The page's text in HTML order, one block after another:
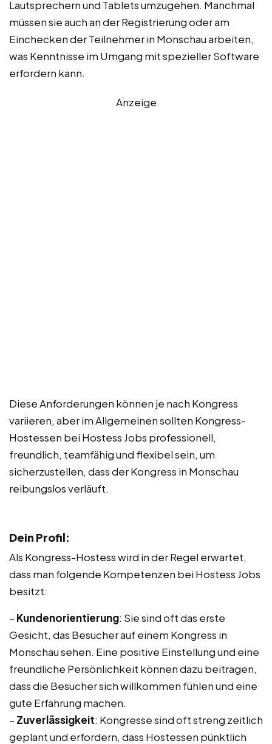
Lautsprechern und Tablets umzugehen. Manchmal
müssen sie auch an der Registrierung oder am
Einchecken der Teilnehmer in Monschau arbeiten,
was Kenntnisse im Umgang mit spezieller Software
erfordern kann.
Anzeige
Diese Anforderungen können je nach Kongress
variieren, aber im Allgemeinen sollten Kongress-
Hostessen bei Hostess Jobs professionell,
freundlich, teamfähig und flexibel sein, um
sicherzustellen, dass der Kongress in Monschau
reibungslos verläuft.
Dein Profil:
Als Kongress-Hostess wird in der Regel erwartet,
dass man folgende Kompetenzen bei Hostess Jobs
besitzt:
– Kundenorientierung: Sie sind oft das erste
Gesicht, das Besucher auf einem Kongress in
Monschau sehen. Eine positive Einstellung und eine
freundliche Persönlichkeit können dazu beitragen,
dass die Besucher sich willkommen fühlen und eine
gute Erfahrung machen.
– Zuverlässigkeit: Kongresse sind oft streng zeitlich
geplant und erfordern, dass Hostessen pünktlich